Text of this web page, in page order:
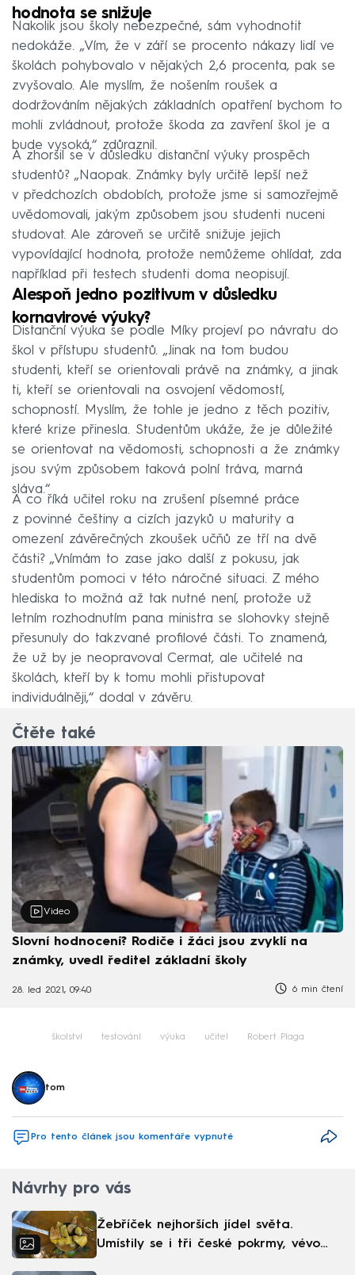
hodnota se snižuje
Nakolik jsou školy nebezpečné, sám vyhodnotit
nedokáže. „Vím, že v září se procento nákazy lidí ve
školách pohybovalo v nějakých 2,6 procenta, pak se
zvyšovalo. Ale myslím, že nošením roušek a
dodržováním nějakých základních opatření bychom to
mohli zvládnout, protože škoda za zavření škol je a
bude vysoká,“ zdůraznil.
A zhoršil se v důsledku distanční výuky prospěch
studentů? „Naopak. Známky byly určitě lepší než
v předchozích obdobích, protože jsme si samozřejmě
uvědomovali, jakým způsobem jsou studenti nuceni
studovat. Ale zároveň se určitě snižuje jejich
vypovídající hodnota, protože nemůžeme ohlídat, zda
například při testech studenti doma neopisují.
Alespoň jedno pozitivum v důsledku
kornavirové výuky?
Distanční výuka se podle Míky projeví po návratu do
škol v přístupu studentů. „Jinak na tom budou
studenti, kteří se orientovali právě na známky, a jinak
ti, kteří se orientovali na osvojení vědomostí,
schopností. Myslím, že tohle je jedno z těch pozitiv,
které krize přinesla. Studentům ukáže, že je důležité
se orientovat na vědomosti, schopnosti a že známky
jsou svým způsobem taková polní tráva, marná
sláva.“
A co říká učitel roku na zrušení písemné práce
z povinné češtiny a cizích jazyků u maturity a
omezení závěrečných zkoušek učňů ze tří na dvě
části? „Vnímám to zase jako další z pokusu, jak
studentům pomoci v této náročné situaci. Z mého
hlediska to možná až tak nutné není, protože už
letním rozhodnutím pana ministra se slohovky stejně
přesunuly do takzvané profilové části. To znamená,
že už by je neopravoval Cermat, ale učitelé na
školách, kteří by k tomu mohli přistupovat
individuálněji,“ dodal v závěru.
Čtěte také
Video
Slovní hodnocení? Rodiče i žáci jsou zvyklí na
známky, uvedl ředitel základní školy
28. led 2021, 09:40 6 min čtení
školství testování výuka učitel Robert Plaga
tom
Pro tento článek jsou komentáře vypnuté
Návrhy pro vás
Žebříček nejhorších jídel světa.
Umístily se i tři české pokrmy, vévodí